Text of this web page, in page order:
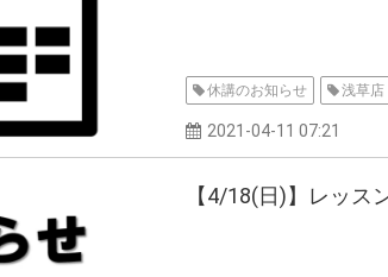
休講のお知らせ 浅草店
2021-04-11 07:21
【4/18(日)】レッス